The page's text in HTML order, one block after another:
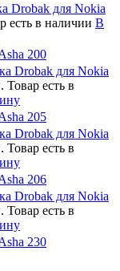
Drobak для Nokia
есть в наличии В
200
Drobak для Nokia
Товар есть в
205
Drobak для Nokia
Товар есть в
206
Drobak для Nokia
Товар есть в
230